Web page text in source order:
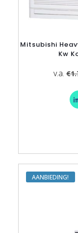
Mitsubishi
Kw
€